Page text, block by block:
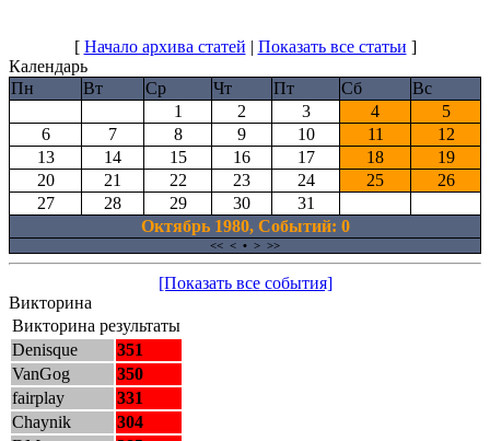
[ Начало архива статей | Показать все статьи ]
Календарь
Пн
Вт Ср Чт Пт Сб
Вс
1
2 3 4
5
6
7 8 9 10 11
12
13
14 15 16 17 18
19
20
21 22 23 24 25
26
27
28 29 30
31
Октябрь 1980, Cобытий: 0
<< < • > >>
[Показать все события]
Викторина
Викторина результаты
Denisque
351
VanGog
350
fairplay
331
Chaynik
304